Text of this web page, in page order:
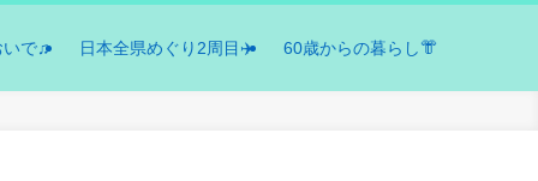
いで♫ 日本全県めぐり2周目✈️ 60歳からの暮らし👘